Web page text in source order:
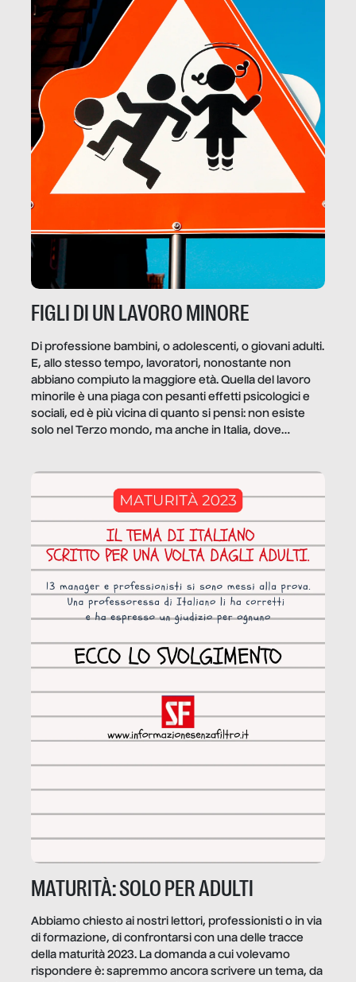
FIGLI DI UN LAVORO MINORE
Di professione bambini, o adolescenti, o giovani adulti.
E, allo stesso tempo, lavoratori, nonostante non
abbiano compiuto la maggiore età. Quella del lavoro
minorile è una piaga con pesanti effetti psicologici e
sociali, ed è più vicina di quanto si pensi: non esiste
solo nel Terzo mondo, ma anche in Italia, dove
MATURITÀ: SOLO PER ADULTI
Abbiamo chiesto ai nostri lettori, professionisti o in via
di formazione, di confrontarsi con una delle tracce
della maturità 2023. La domanda a cui volevamo
rispondere è: sapremmo ancora scrivere un tema, da